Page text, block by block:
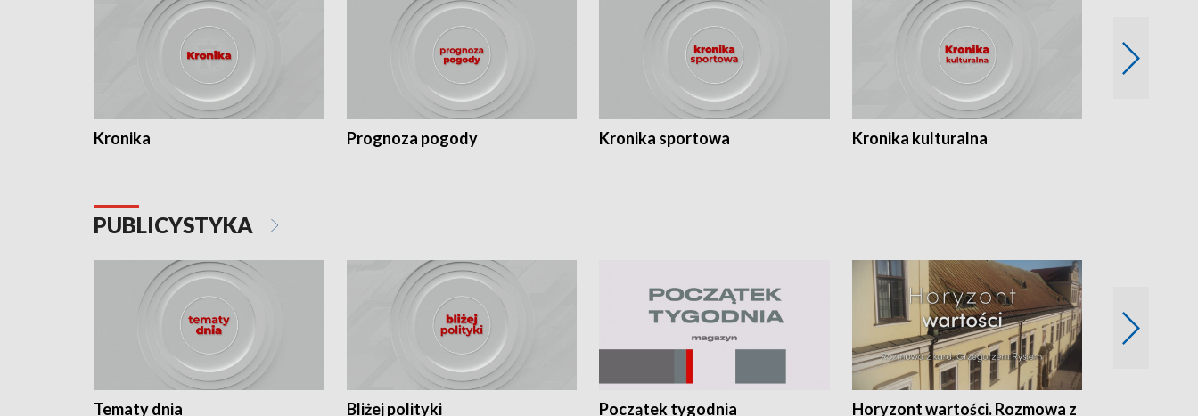
Kronika Prognoza pogody Kronika sportowa Kronika kulturalna
PUBLICYSTYKA
Tematy dnia Bliżej polityki Początek tygodnia
Horyzont wartości. Rozmowa z